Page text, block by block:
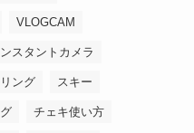
VLOGCAM
スタントカメラ
ング スキー
チェキ使い方